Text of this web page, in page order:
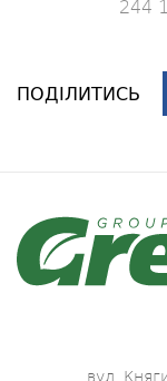
244
ПОДІЛИТИСЬ
вул.